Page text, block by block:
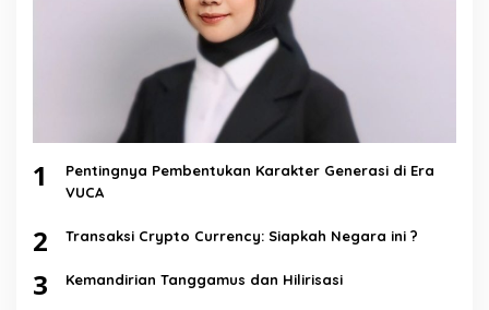
1
Pentingnya Pembentukan Karakter Generasi di Era
VUCA
2 Transaksi Crypto Currency: Siapkah Negara ini ?
3 Kemandirian Tanggamus dan Hilirisasi